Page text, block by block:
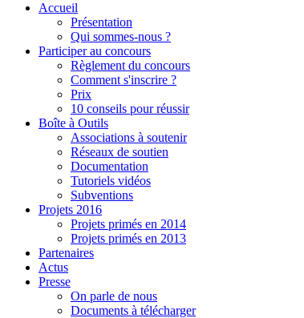
Accueil
Présentation
Qui sommes-nous ?
Participer au concours
Règlement du concours
Comment s'inscrire ?
Prix
10 conseils pour réussir
Boîte à Outils
Associations à soutenir
Réseaux de soutien
Documentation
Tutoriels vidéos
Subventions
Projets 2016
Projets primés en 2014
Projets primés en 2013
Partenaires
Actus
Presse
On parle de nous
Documents à télécharger